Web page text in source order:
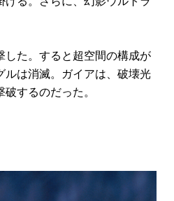
た。すると超空間の構成が
は消滅。ガイアは、破壊光
するのだった。